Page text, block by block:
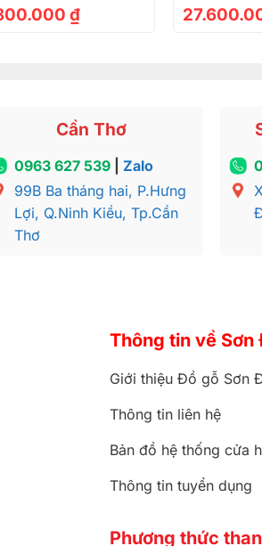
₫
Cần Thơ
0963 627 539 |Zalo
99B Ba tháng hai, P.Hưng
Lợi, Q.Ninh Kiều, Tp.Cần
Thơ
Thông tin về Sơn
Giới thiệu Đồ gỗ Sơn
Thông tin liên hệ
Bản đồ hệ thống cửa
Thông tin tuyển dụng
Phương thức